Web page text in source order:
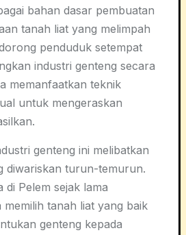
bahan dasar pembuatan
tanah liat yang melimpah
penduduk setempat
industri genteng secara
memanfaatkan teknik
untuk mengeraskan
genteng ini melibatkan
diwariskan turun-temurun.
di Pelem sejak lama
memilih tanah liat yang baik
genteng kepada